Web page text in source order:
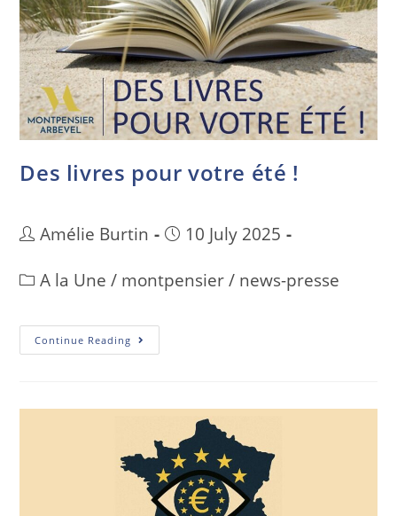
Des livres pour votre été !
Amélie Burtin
10 July 2025
A la Une / montpensier / news-presse
Continue Reading